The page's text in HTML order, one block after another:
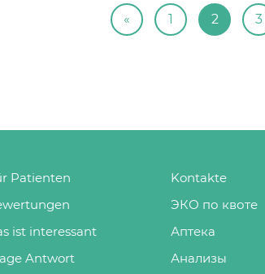
« 2 3
Patienten
ist interessant
Antwort
Kontakte
ЭКО по квоте
Аптека
Анализы